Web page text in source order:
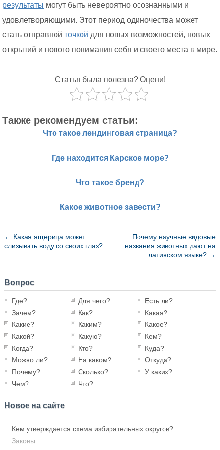
результаты могут быть невероятно осознанными и
удовлетворяющими. Этот период одиночества может
стать отправной точкой для новых возможностей, новых
открытий и нового понимания себя и своего места в мире.
Статья была полезна? Оцени!
Также рекомендуем статьи:
Что такое лендинговая страница?
Где находится Карское море?
Что такое бренд?
Какое животное завести?
← Какая ящерица может
слизывать воду со своих глаз?
Почему научные видовые
названия животных дают на
латинском языке? →
Вопрос
Где? Для чего?
Есть ли?
Зачем?
Как?
Какая?
Какие?
Каким?
Какое?
Какой?
Какую?
Кем?
Когда?
Кто?
Куда?
Можно ли?
На каком?
Откуда?
Почему?
Сколько?
У каких?
Чем?
Что?
Новое на сайте
Кем утверждается схема избирательных округов?
Законы